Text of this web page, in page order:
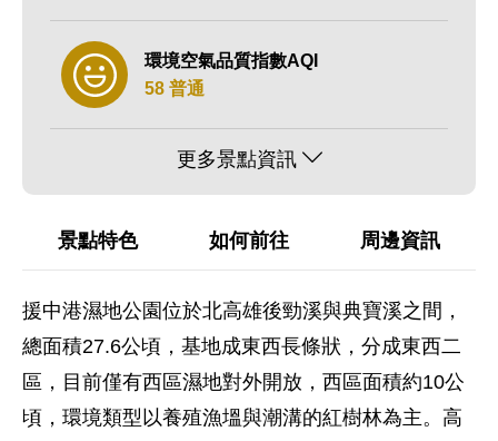
環境空氣品質指數AQI
58 普通
更多景點資訊
景點特色 如何前往 周邊資訊
援中港濕地公園位於北高雄後勁溪與典寶溪之間，
總面積27.6公頃，基地成東西長條狀，分成東西二
區，目前僅有西區濕地對外開放，西區面積約10公
頃，環境類型以養殖漁塭與潮溝的紅樹林為主。高